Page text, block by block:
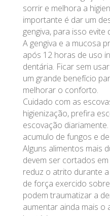
sorrir e melhora a
importante é dar um
gengiva, para isso
A gengiva e a mucosa
após 12 horas de uso
dentária. Ficar sem
um grande benefício
melhorar o conforto.
Cuidado com as
higienização, prefira
escovação
acumulo de fungos e
Alguns alimentos mais
devem ser cortados
reduz o atrito durante
de força exercido
podem traumatizar a
aumentar ainda mais o